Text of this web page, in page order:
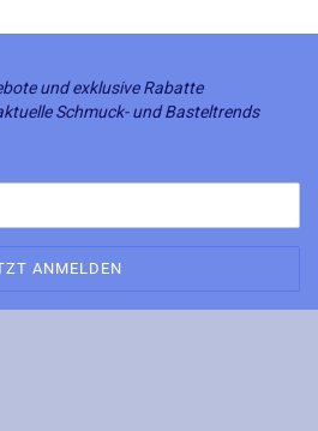
und exklusive Rabatte
Schmuck- und Basteltrends